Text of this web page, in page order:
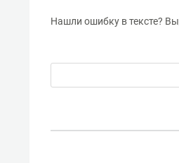
Нашли ошибку в тексте?